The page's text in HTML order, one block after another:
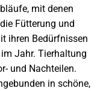
mit denen
Fütterung und
ihren Bedürfnissen
Jahr. Tierhaltung
und Nachteilen.
in schöne,